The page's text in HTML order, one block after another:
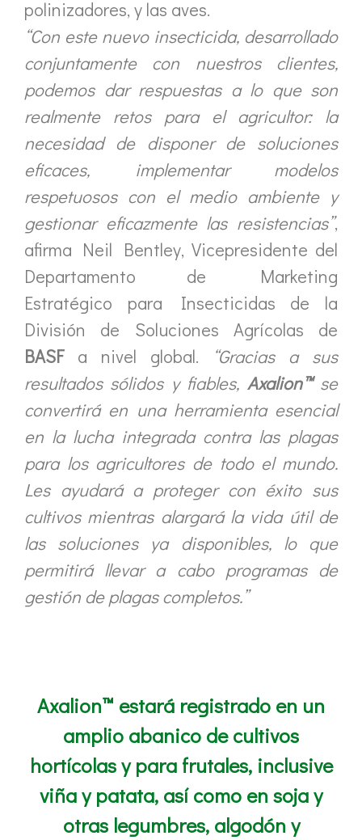
polinizadores, y las aves.
“Con este nuevo insecticida, desarrollado
conjuntamente con nuestros clientes,
podemos dar respuestas a lo que son
realmente retos para el agricultor: la
necesidad de disponer de soluciones
eficaces, implementar modelos
respetuosos con el medio ambiente y
gestionar eficazmente las resistencias”,
afirma Neil Bentley, Vicepresidente del
Departamento de Marketing
Estratégico para Insecticidas de la
División de Soluciones Agrícolas de
BASFa nivel global.
“Gracias a sus
resultados sólidos y fiables, Axalion™se
convertirá en una herramienta esencial
en la lucha integrada contra las plagas
para los agricultores de todo el mundo.
Les ayudará a proteger con éxito sus
cultivos mientras alargará la vida útil de
las soluciones ya disponibles, lo que
permitirá llevar a cabo programas de
gestión de plagas completos.”
Axalion™ estará registrado en un
amplio abanico de cultivos
hortícolas y para frutales, inclusive
viña y patata, así como en soja y
otras legumbres, algodón y